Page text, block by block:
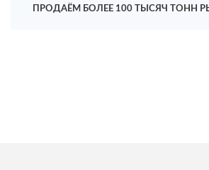
ПРОДАЁМ БОЛЕЕ 100 ТЫСЯЧ ТОНН